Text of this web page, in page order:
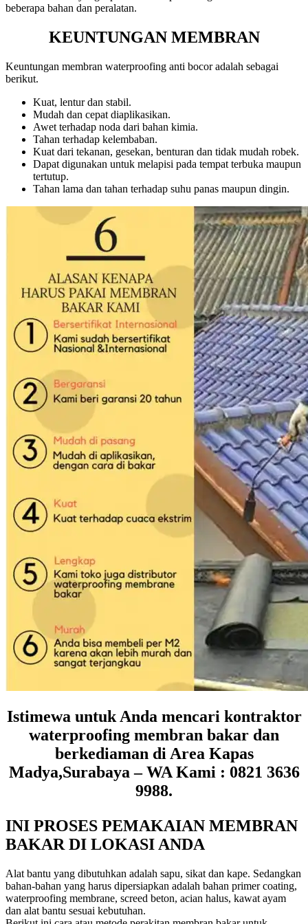
beberapa bahan dan peralatan.
KEUNTUNGAN MEMBRAN
Keuntungan membran waterproofing anti bocor adalah sebagai
berikut.
Kuat, lentur dan stabil.
Mudah dan cepat diaplikasikan.
Awet terhadap noda dari bahan kimia.
Tahan terhadap kelembaban.
Kuat dari tekanan, gesekan, benturan dan tidak mudah robek.
Dapat digunakan untuk melapisi pada tempat terbuka maupun
tertutup.
Tahan lama dan tahan terhadap suhu panas maupun dingin.
Istimewa untuk Anda mencari kontraktor
waterproofing membran bakar dan
berkediaman di Area Kapas
Madya,Surabaya – WA Kami : 0821 3636
9988.
INI PROSES PEMAKAIAN MEMBRAN
BAKAR DI LOKASI ANDA
Alat bantu yang dibutuhkan adalah sapu, sikat dan kape. Sedangkan
bahan-bahan yang harus dipersiapkan adalah bahan primer coating,
waterproofing membrane, screed beton, acian halus, kawat ayam
dan alat bantu sesuai kebutuhan.